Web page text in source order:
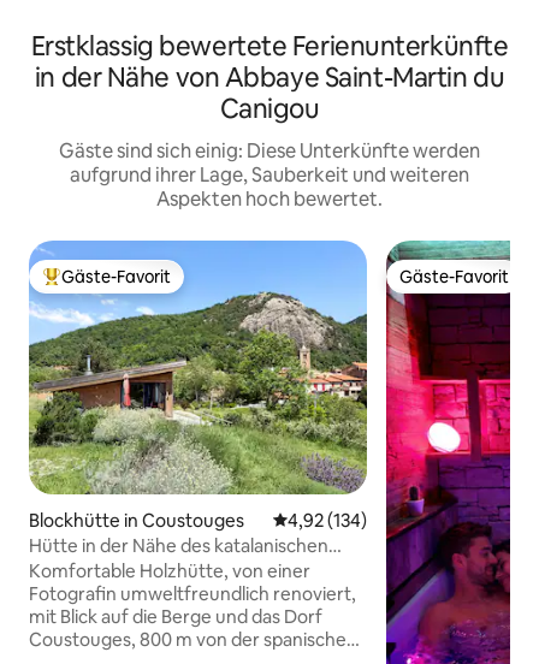
Erstklassig bewertete Ferienunterkünfte
in der Nähe von Abbaye Saint-Martin du
Canigou
Gäste sind sich einig: Diese Unterkünfte werden
aufgrund ihrer Lage, Sauberkeit und weiteren
Aspekten hoch bewertet.
Beliebter Gäste-Favorit.
Gäste-Favorit
Blockhütte in Coustouges Durchschnittliche Bewertung:
4,92 (134)
Hütte in der Nähe des katalanischen
Dorfes, Kühle • Ayam Home
Komfortable Holzhütte, von einer
Fotografin umweltfreundlich renoviert,
mit Blick auf die Berge und das Dorf
Coustouges, 800 m von der spanischen
Gäste-Favorit
Gäste-Favorit